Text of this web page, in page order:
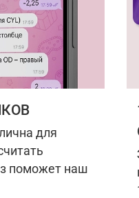
для
поможет наш